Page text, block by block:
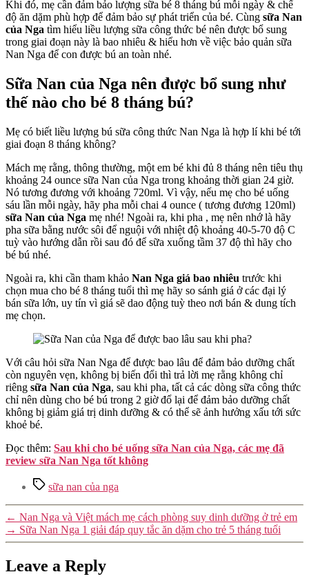
tháng
nên
được
bú
sữa
Nan
Khi đó, mẹ cần đảm bảo lượng sữa bé 8 tháng bú mỗi ngày & chế
độ ăn dặm phù hợp để đảm bảo sự phát triển của bé. Cùng sữa Nan
của Nga tìm hiểu liều lượng sữa công thức bé nên được bổ sung
trong giai đoạn này là bao nhiêu & hiểu hơn về việc bảo quản sữa
Nan Nga để con được bú an toàn nhé.
Sữa Nan của Nga nên được bổ sung như
thế nào cho bé 8 tháng bú?
Mẹ có biết liều lượng bú sữa công thức Nan Nga là hợp lí khi bé tới
giai đoạn 8 tháng không?
Mách mẹ rằng, thông thường, một em bé khi đủ 8 tháng nên tiêu thụ
khoảng 24 ounce sữa Nan của Nga trong khoảng thời gian 24 giờ.
Nó tương đương với khoảng 720ml. Vì vậy, nếu mẹ cho bé uống
sáu lần mỗi ngày, hãy pha mỗi chai 4 ounce ( tương đương 120ml)
sữa Nan của Nga mẹ nhé! Ngoài ra, khi pha , mẹ nên nhớ là hãy
pha sữa bằng nước sôi để nguội với nhiệt độ khoảng 40-5-70 độ C
tuỳ vào hướng dẫn rồi sau đó để sữa xuống tầm 37 độ thì hãy cho
bé bú nhé.
Ngoài ra, khi cần tham khảo Nan Nga giá bao nhiêu trước khi
chọn mua cho bé 8 tháng tuổi thì mẹ hãy so sánh giá ở các đại lý
bán sữa lớn, uy tín vì giá sẽ dao động tuỳ theo nơi bán & dung tích
mẹ chọn.
Với câu hỏi sữa Nan Nga để được bao lâu để đảm bảo dưỡng chất
còn nguyên vẹn, không bị biến đổi thì trả lời mẹ rằng không chỉ
riêng sữa Nan của Nga, sau khi pha, tất cả các dòng sữa công thức
chỉ nên dùng cho bé bú trong 2 giờ đổ lại để đảm bảo dưỡng chất
không bị giảm giá trị dinh dưỡng & có thể sẽ ảnh hưởng xấu tới sức
khoẻ bé.
Đọc thêm: Sau khi cho bé uống sữa Nan của Nga, các mẹ đã
review sữa Nan Nga tốt không
Tagssữa nan của nga
← Nan Nga và Việt mách mẹ cách phòng suy dinh dưỡng ở trẻ em
→ Sữa Nan Nga 1 giải đáp quy tắc ăn dặm cho trẻ 5 tháng tuổi
Leave a Reply